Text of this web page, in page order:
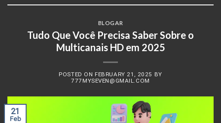
BLOGAR
Tudo Que Você Precisa Saber Sobre o
Multicanais HD em 2025
POSTED ON FEBRUARY 21, 2025 BY
777MYSEVEN@GMAIL.COM
21
Feb